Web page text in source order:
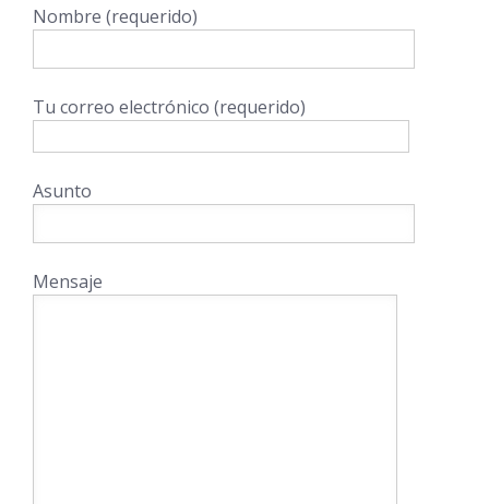
Nombre (requerido)
Tu correo electrónico (requerido)
Asunto
Mensaje